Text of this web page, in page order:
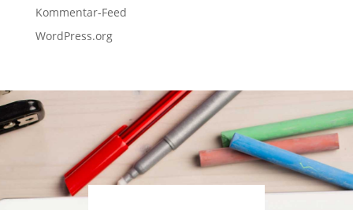
Kommentar-Feed
WordPress.org